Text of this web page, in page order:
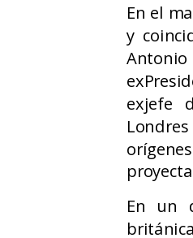
En el
y
exjefe
En un